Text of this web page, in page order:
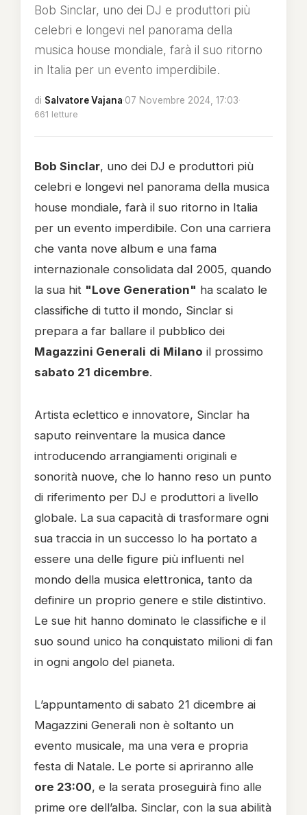
Bob Sinclar, uno dei DJ e produttori più
celebri e longevi nel panorama della
musica house mondiale, farà il suo ritorno
in Italia per un evento imperdibile.
di Salvatore Vajana·07 Novembre 2024, 17:03·
661 letture
Bob Sinclar, uno dei DJ e produttori più
celebri e longevi nel panorama della musica
house mondiale, farà il suo ritorno in Italia
per un evento imperdibile. Con una carriera
che vanta nove album e una fama
internazionale consolidata dal 2005, quando
la sua hit "Love Generation" ha scalato le
classifiche di tutto il mondo, Sinclar si
prepara a far ballare il pubblico dei
Magazzini Generali di Milano il prossimo
sabato 21 dicembre.
Artista eclettico e innovatore, Sinclar ha
saputo reinventare la musica dance
introducendo arrangiamenti originali e
sonorità nuove, che lo hanno reso un punto
di riferimento per DJ e produttori a livello
globale. La sua capacità di trasformare ogni
sua traccia in un successo lo ha portato a
essere una delle figure più influenti nel
mondo della musica elettronica, tanto da
definire un proprio genere e stile distintivo.
Le sue hit hanno dominato le classifiche e il
suo sound unico ha conquistato milioni di fan
in ogni angolo del pianeta.
L’appuntamento di sabato 21 dicembre ai
Magazzini Generali non è soltanto un
evento musicale, ma una vera e propria
festa di Natale. Le porte si apriranno alle
ore 23:00, e la serata proseguirà fino alle
prime ore dell’alba. Sinclar, con la sua abilità